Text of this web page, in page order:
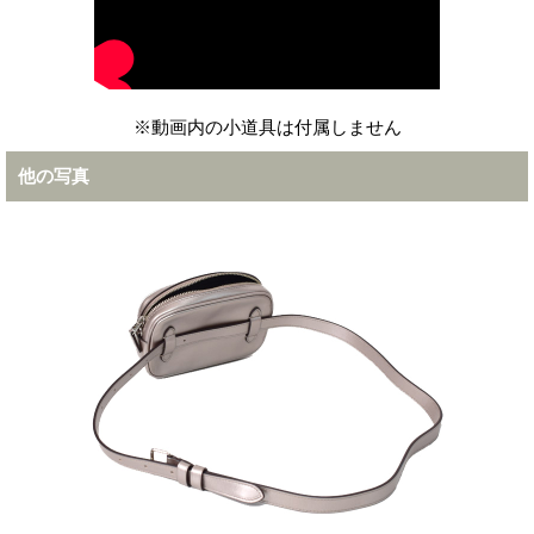
※動画内の小道具は付属しません
他の写真